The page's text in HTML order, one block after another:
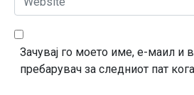
*
e
b
Зачувај го моето име, е-маил и
пребарувач за следниот пат